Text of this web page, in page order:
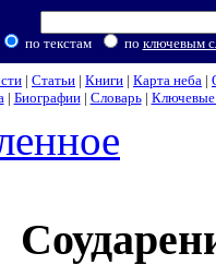
по текстам по ключевым
| Статьи | Книги | Карта неба |
| Биографии| Словарь| Ключевые